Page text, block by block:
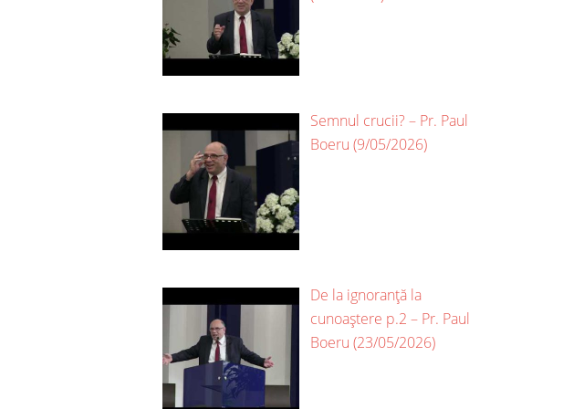
Semnul crucii? – Pr. Paul
Boeru (9/05/2026)
De la ignoranță la
cunoaștere p.2 – Pr. Paul
Boeru (23/05/2026)